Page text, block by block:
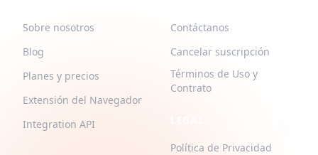
Sobre nosotros
Blog
Planes y precios
Extensión del Navegador
Integration API
Contáctanos
Cancelar suscripción
Términos de Uso y
Contrato
Política de Privacidad